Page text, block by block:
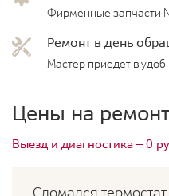
Фирменные запчасти
Ремонт в день
Мастер приедет в
Цены на
Выезд и диагностика — 0
Сломался термостат